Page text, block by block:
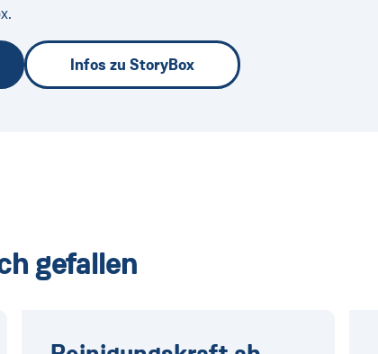
Infos zu StoryBox
gefallen